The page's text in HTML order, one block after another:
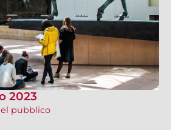
2023
pubblico